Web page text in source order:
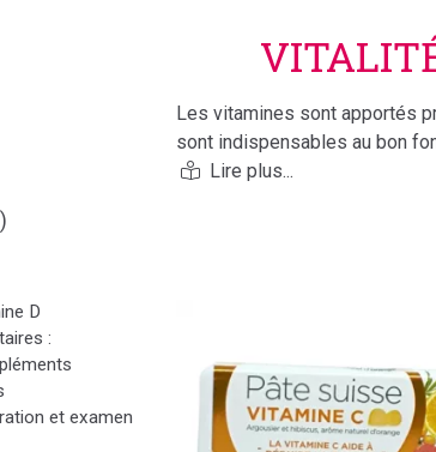
Les vitamines sont apportés
sont indispensables au bon
tonus, le système immunitaire…
Les probiotiques ont aussi
D
:
et examen